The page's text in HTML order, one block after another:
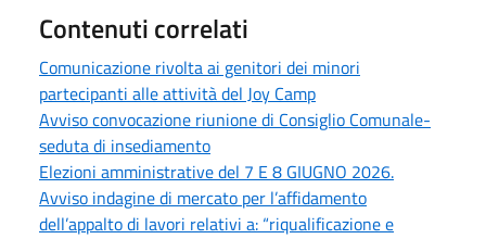
Contenuti correlati
Comunicazione rivolta ai genitori dei minori
partecipanti alle attività del Joy Camp
Avviso convocazione riunione di Consiglio Comunale-
seduta di insediamento
Elezioni amministrative del 7 E 8 GIUGNO 2026.
Avviso indagine di mercato per l’affidamento
dell’appalto di lavori relativi a: “riqualificazione e